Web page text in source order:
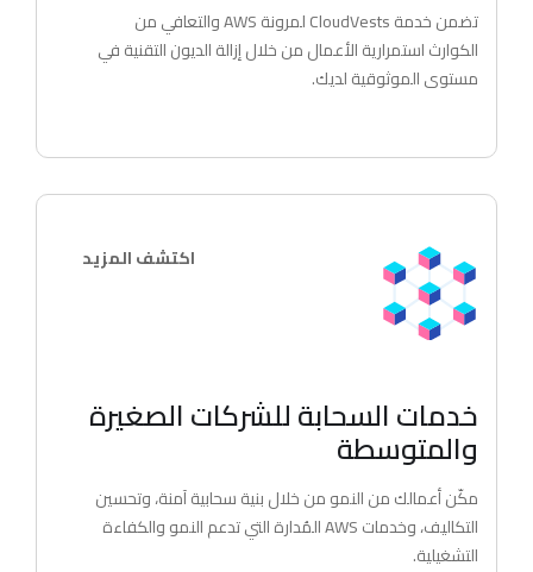
تضمن خدمة CloudVests لمرونة AWS والتعافي من
الكوارث استمرارية الأعمال من خلال إزالة الديون التقنية في
مستوى الموثوقية لديك.
اكتشف المزيد
خدمات السحابة للشركات الصغيرة
والمتوسطة
مكّن أعمالك من النمو من خلال بنية سحابية آمنة، وتحسين
التكاليف، وخدمات AWS المُدارة التي تدعم النمو والكفاءة
التشغيلية.